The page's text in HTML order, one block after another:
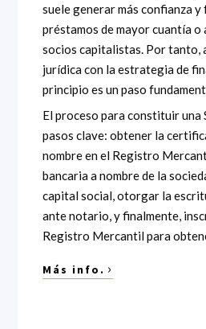
suele generar más confianza
préstamos de mayor cuantía o
socios capitalistas. Por tanto,
jurídica con la estrategia de
principio es un paso
El proceso para constituir una
pasos clave: obtener la
nombre en el Registro
bancaria a nombre de la
capital social, otorgar la
ante notario, y finalmente,
Registro Mercantil para
Más info. ›